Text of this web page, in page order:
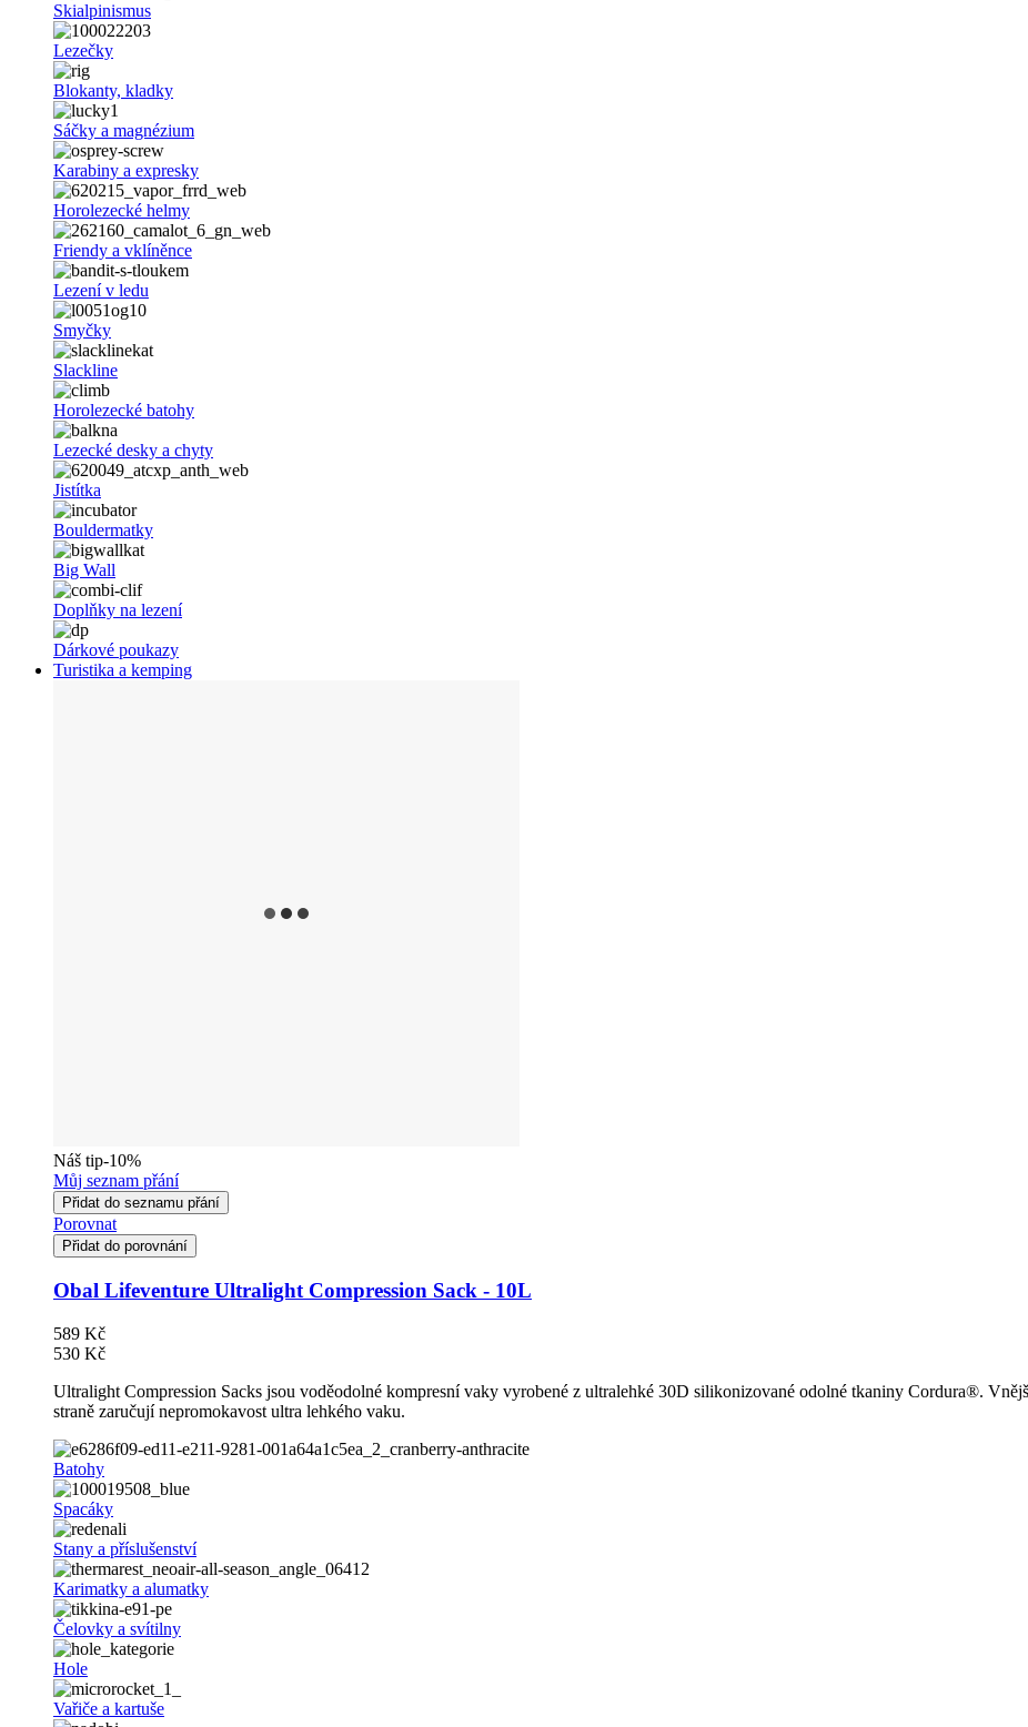
Skialpinismus
Lezečky
Blokanty, kladky
Sáčky a magnézium
Karabiny a expresky
Horolezecké helmy
Friendy a vklíněnce
Lezení v ledu
Smyčky
Slackline
Horolezecké batohy
Lezecké desky a chyty
Jistítka
Bouldermatky
Big Wall
Doplňky na lezení
Dárkové poukazy
Turistika a kemping
Náš tip-10%
Můj seznam přání
Přidat do seznamu přání
Porovnat
Přidat do porovnání
Obal Lifeventure Ultralight Compression Sack - 10L
589 Kč
530 Kč
Ultralight Compression Sacks jsou voděodolné kompresní vaky vyrobené z ultralehké 30D silikonizované odolné tkaniny Cordura®.
straně zaručují nepromokavost ultra lehkého vaku.
Batohy
Spacáky
Stany a příslušenství
Karimatky a alumatky
Čelovky a svítilny
Hole
Vařiče a kartuše